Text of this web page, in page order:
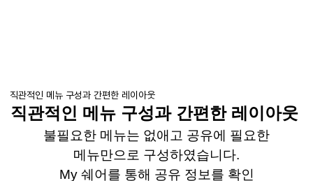
직관적인 메뉴 구성과 간편한 레이아웃
직관적인 메뉴 구성과 간편한 레이아웃
불필요한 메뉴는 없애고 공유에 필요한
메뉴만으로 구성하였습니다.
My 쉐어를 통해 공유 정보를 확인